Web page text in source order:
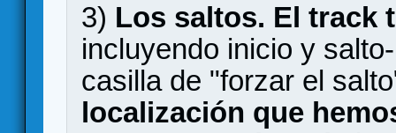
3) Los saltos. El track
incluyendo inicio y
casilla de "forzar el
localización que